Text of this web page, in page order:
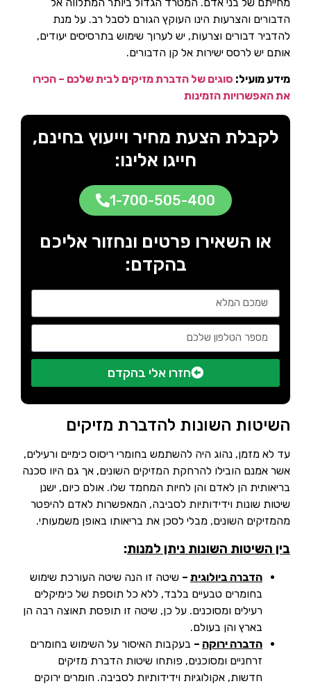
הדבורים והצרעות הינו העוקץ הגורם לסבל רב. על מנת
להדביר דבורים וצרעות, יש לערוך שימוש בתרסיסים יעודים,
אותם יש לרסס ישירות אל קן הדבורים.
מידע מועיל: סוגים של הדברת מזיקים לבית שלכם – הכירו
את האפשרויות הזמינות
לקבלת הצעת מחיר וייעוץ בחינם,
חייגו אלינו:
1-700-505-400
או השאירו פרטים ונחזור אליכם
בהקדם:
חזרו אלי בהקדם
השיטות השונות להדברת מזיקים
עד לא מזמן, נהוג היה להשתמש בחומרי ריסוס כימיים ורעילים,
אשר אמנם הובילו להרחקת המזיקים השונים, אך גם היוו סכנה
בריאותית הן לאדם והן לחיות המחמד שלו. אולם כיום, ישנן
שיטות שונות וידידותיות לסביבה, המאפשרות לאדם להיפטר
מהמזיקים השונים, מבלי לסכן את בריאותו באופן משמעותי.
בין השיטות השונות ניתן למנות:
הדברה ביולוגית – שיטה זו הנה שיטה העורכת שימוש
בחומרים טבעיים בלבד, ללא כל תוספת של כימיקלים
רעילים ומסוכנים. על כן, שיטה זו תופסת תאוצה רבה הן
בארץ והן בעולם.
הדברה ירוקה – בעקבות האיסור על השימוש בחומרים
זרחניים ומסוכנים, פותחו שיטות הדברת מזיקים
חדשות, אקולוגיות וידידותיות לסביבה. חומרים ירוקים